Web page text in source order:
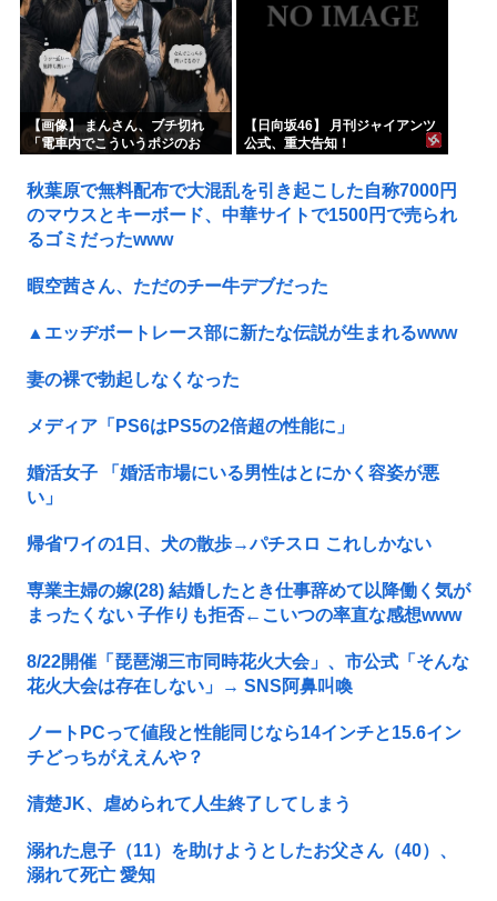
【画像】 まんさん、ブチ切れ
「電車内でこういうポジのお
【日向坂46】 月刊ジャイアンツ
公式、重大告知！
秋葉原で無料配布で大混乱を引き起こした自称7000円
のマウスとキーボード、中華サイトで1500円で売られ
るゴミだったwww
暇空茜さん、ただのチー牛デブだった
▲エッヂボートレース部に新たな伝説が生まれるwww
妻の裸で勃起しなくなった
メディア「PS6はPS5の2倍超の性能に」
婚活女子 「婚活市場にいる男性はとにかく容姿が悪
い」
帰省ワイの1日、犬の散歩→パチスロ これしかない
専業主婦の嫁(28) 結婚したとき仕事辞めて以降働く気が
まったくない 子作りも拒否←こいつの率直な感想www
8/22開催「琵琶湖三市同時花火大会」、市公式「そんな
花火大会は存在しない」→ SNS阿鼻叫喚
ノートPCって値段と性能同じなら14インチと15.6イン
チどっちがええんや？
清楚JK、虐められて人生終了してしまう
溺れた息子（11）を助けようとしたお父さん（40）、
溺れて死亡 愛知